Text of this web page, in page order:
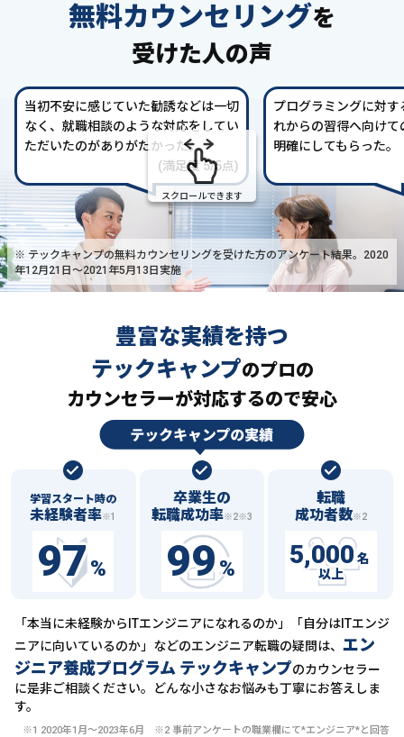
無料カウンセリングを
受けた人の声
当初不安に感じていた勧誘などは一切
なく、就職相談のような対応をしてい
ただいたのがありがたかった。
(満足度 5/5点)
プログラミングに対
れからの習得へ向け
明確にしてもらった。
スクロールできます
※ テックキャンプの無料カウンセリングを受けた方のアンケート結果。2020
年12月21日〜2021年5月13日実施
豊富な実績を持つ
テックキャンプのプロの
カウンセラーが対応するので安心
学習スタート時の
未経験者率※1
97%
卒業生の
転職成功率※2※3
99%
転職
成功者数※2
5,000 名
以上
「本当に未経験からITエンジニアになれるのか」「自分はITエンジ
ニアに向いているのか」などのエンジニア転職の疑問は、 エン
ジニア養成プログラム テックキャンプのカウンセラー
に是非ご相談ください。どんな小さなお悩みも丁寧にお答えしま
す。
※1 2020年1月〜2023年6月 ※2 事前アンケートの職業欄にて*エンジニア*と回答